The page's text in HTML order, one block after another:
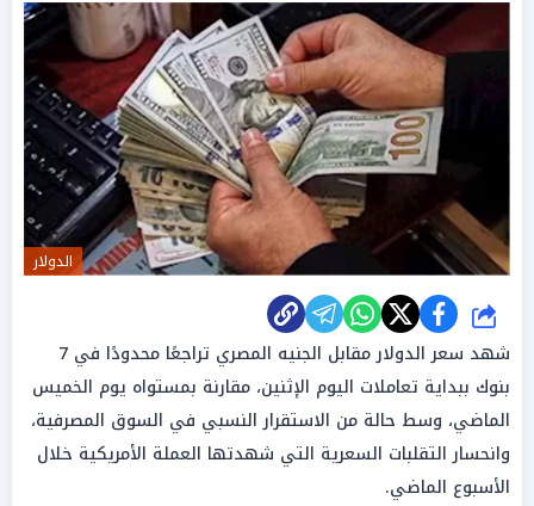
الدولار
شارك
شهد سعر الدولار مقابل الجنيه المصري تراجعًا محدودًا في 7
بنوك ببداية تعاملات اليوم الإثنين، مقارنة بمستواه يوم الخميس
الماضي، وسط حالة من الاستقرار النسبي في السوق المصرفية،
وانحسار التقلبات السعرية التي شهدتها العملة الأمريكية خلال
الأسبوع الماضي.